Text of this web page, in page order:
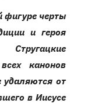
фигуре черты
и героя
Стругацкие
канонов
удаляются от
в Иисусе